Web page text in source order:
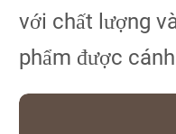
với chất lượng
phẩm được